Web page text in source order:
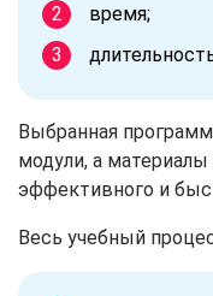
время;
Выбранная
модули, а
эффективного и
Весь учебный